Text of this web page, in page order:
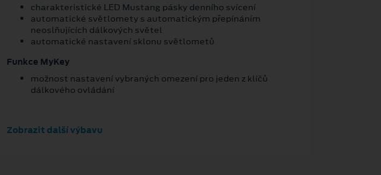
charakteristické LED Mustang pásky denního svícení
automatické světlomety s automatickým přepínáním
neoslňujících dálkových světel
automatické nastavení sklonu světlometů
Funkce MyKey
možnost nastavení vybraných omezení pro jeden z klíčů
dálkového ovládání
Zobrazit další výbavu